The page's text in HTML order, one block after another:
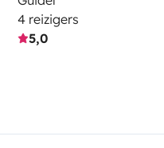
4 reizigers
5,0